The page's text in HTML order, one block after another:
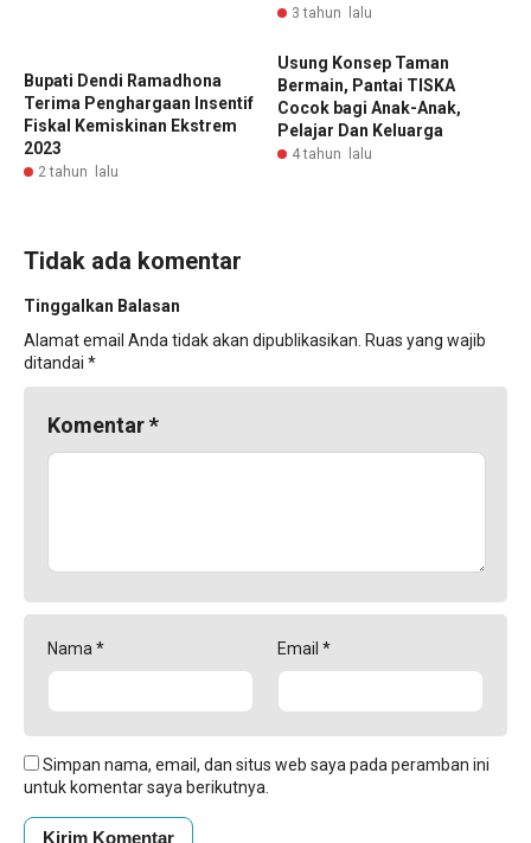
3 tahun lalu
Bupati Dendi Ramadhona
Terima Penghargaan Insentif
Fiskal Kemiskinan Ekstrem
2023
2 tahun lalu
Usung Konsep Taman
Bermain, Pantai TISKA
Cocok bagi Anak-Anak,
Pelajar Dan Keluarga
4 tahun lalu
Tidak ada komentar
Tinggalkan Balasan
Alamat email Anda tidak akan dipublikasikan. Ruas yang wajib
ditandai *
Komentar*
Nama * Email *
Simpan nama, email, dan situs web saya pada peramban ini
untuk komentar saya berikutnya.